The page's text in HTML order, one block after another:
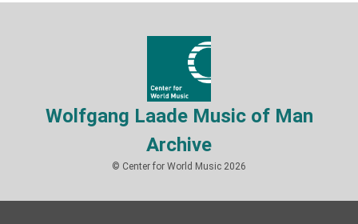
Wolfgang Laade Music of Man
Archive
© Center for World Music 2026